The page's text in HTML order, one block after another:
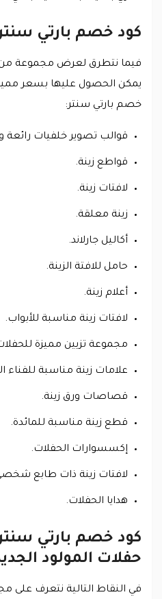
كود خصم بارتي
فيما نتطرق لعرض مجموعة من
يمكن الحصول عليها بسعر
خصم بارتي سنتر:
قوالب تصوير خلفيات رائعة
قواطع زينة.
لافتات زينة.
زينة معلقة.
أكاليل جارلاند.
حامل للافتة الزينة.
أعلام زينة.
لافتات زينة مناسبة للأبواب.
مجموعة تزيين مميزة
علامات زينة مناسبة للفناء
قصاصات ورق زينة.
قطع زينة مناسبة للمائدة.
إكسسوارات الحفلات.
لافتات زينة ذات طابع
هدايا الحفلات.
كود خصم بارتي
حفلات المولود
في النقاط التالية نتعرف